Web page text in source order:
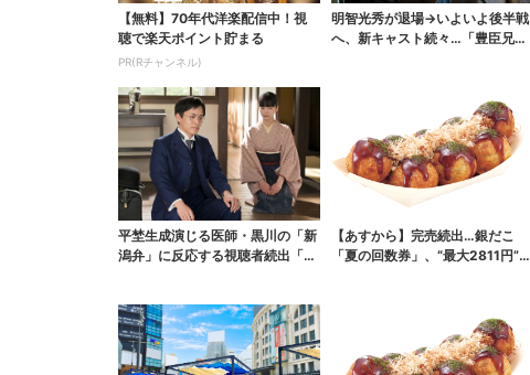
【無料】70年代洋楽配信中！視
聴で楽天ポイント貯まる
PR(Rチャンネル)
明智光秀が退場→いよいよ後半戦
へ、新キャスト続々…「豊臣兄
平埜生成演じる医師・黒川の「新
潟弁」に反応する視聴者続出「グ
【あすから】完売続出…銀だこ
「夏の回数券」、“最大2811円”お